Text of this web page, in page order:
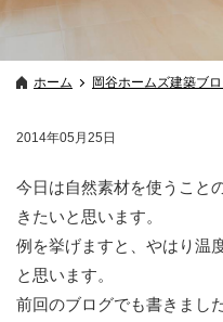
ホーム 岡谷ホームズ建築ブ
2014年05月25日
今日は自然素材を使うこと
きたいと思います。
例を挙げますと、やはり温
と思います。
前回のブログでも書きまし